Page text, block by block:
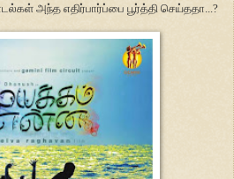
அந்த எதிர்பார்ப்பை பூர்த்தி செய்ததா...?